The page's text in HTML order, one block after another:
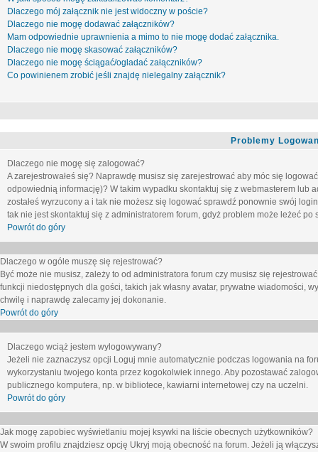
Dlaczego mój załącznik nie jest widoczny w poście?
Dlaczego nie mogę dodawać załączników?
Mam odpowiednie uprawnienia a mimo to nie mogę dodać załącznika.
Dlaczego nie mogę skasować załączników?
Dlaczego nie mogę ściągać/ogladać załączników?
Co powinienem zrobić jeśli znajdę nielegalny załącznik?
Problemy
Dlaczego nie mogę się zalogować?
A zarejestrowałeś się? Naprawdę musisz się zarejestrować aby móc się
odpowiednią informację)? W takim wypadku skontaktuj się z webmasterem lub
zostałeś wyrzucony a i tak nie możesz się logować sprawdź ponownie swój
tak nie jest skontaktuj się z administratorem forum, gdyż problem może leżeć po
Powrót do góry
Dlaczego w ogóle muszę się rejestrować?
Być może nie musisz, zależy to od administratora forum czy musisz się
funkcji niedostępnych dla gości, takich jak własny avatar, prywatne wiadomości,
chwilę i naprawdę zalecamy jej dokonanie.
Powrót do góry
Dlaczego wciąż jestem wylogowywany?
Jeżeli nie zaznaczysz opcji Loguj mnie automatycznie podczas logowania na
wykorzystaniu twojego konta przez kogokolwiek innego. Aby pozostawać
publicznego komputera, np. w bibliotece, kawiarni internetowej czy na uczelni.
Powrót do góry
Jak mogę zapobiec wyświetlaniu mojej ksywki na liście obecnych użytkowników?
W swoim profilu znajdziesz opcję Ukryj moją obecność na forum. Jeżeli ją